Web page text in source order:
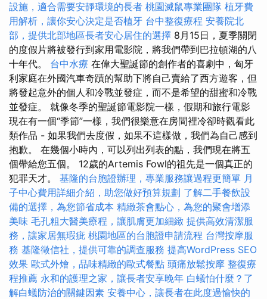
設施，適合需要安靜環境的長者 桃園滅鼠專業團隊 植牙費
用解析，讓你安心決定是否植牙 台中整復療程 安養院北
部，提供北部地區長者安心居住的選擇 8月15日，夏季關閉
的度假片將被發行到家用電影院，將我們帶到巴拉頓湖的八
十年代。 台中水療 在偉大聖誕節的創作者的喜劇中，匈牙
利家庭在外國汽車奇蹟的幫助下將自己賣給了西方遊客，但
將發起意外的個人和冷戰並發症，而不是希望的甜蜜和冷戰
並發症。 就像冬季的聖誕節電影院一樣，假期和旅行電影
現在有一個“季節”一樣，我們很樂意在房間裡冷卻時觀看此
類作品 - 如果我們去度假，如果不這樣做，我們為自己感到
抱歉。 在幾個小時內，可以列出列表的點，我們現在將五
個帶給您五個。 12歲的Artemis Fowl的祖先是一個真正的
犯罪天才。 基隆的台胞證辦理，專業服務讓過程更簡單 月
子中心費用詳細介紹，助您做好預算規劃 了解二手餐飲設
備的選擇，為您節省成本 精緻茶會點心，為您的聚會增添
美味 毛孔粗大醫美療程，讓肌膚更加細緻 提供高效清潔服
務，讓家居無瑕疵 桃園地區的台胞證申請流程 台灣按摩服
務 基隆徵信社，提供可靠的調查服務 提高WordPress SEO
效果 歐式外燴，品味精緻的歐式餐點 頭痛放鬆按摩 整復療
程推薦 永和的護理之家，讓長者安享晚年 白蟻怕什麼？了
解白蟻防治的關鍵因素 安養中心，讓長者在此度過愉快的